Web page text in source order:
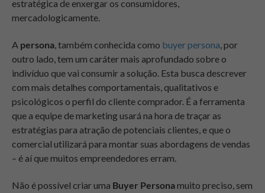
estratégica de enxergar os consumidores,
mercadologicamente.
A persona, também conhecida como buyer persona, por
outro lado, tem um caráter mais aprofundado sobre o
indivíduo que vai consumir a solução. Esta busca descrever
com mais detalhes comportamentais, qualitativos e
psicológicos o perfil do cliente comprador. É a ferramenta
que a equipe de marketing usará na hora de traçar as
estratégias para atração de potenciais clientes, e que o
comercial utilizará para montar suas abordagens de vendas
– é aí que muitos empreendedores erram.
Não é possível criar uma Buyer Personamuito preciso, sem